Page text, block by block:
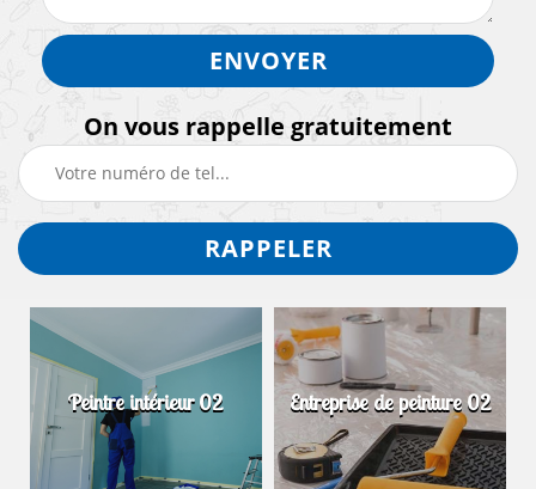
On vous rappelle gratuitement
Peintre intérieur 02 Entreprise de peinture 02